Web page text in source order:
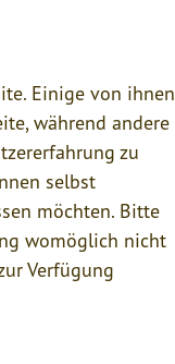
Einige von ihnen
während andere
zu
selbst
möchten. Bitte
womöglich nicht
Verfügung